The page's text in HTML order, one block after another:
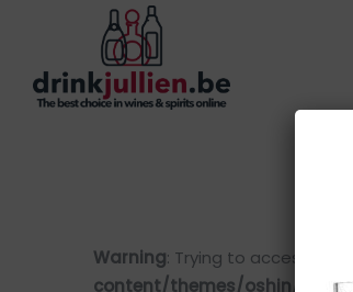
Warning: Trying to access
content/themes/oshin/